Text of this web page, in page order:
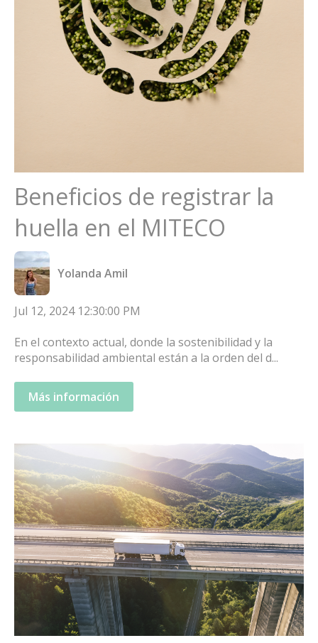
Beneficios de registrar la
huella en el MITECO
Yolanda Amil
Jul 12, 2024 12:30:00 PM
En el contexto actual, donde la sostenibilidad y la
responsabilidad ambiental están a la orden del d...
Más información